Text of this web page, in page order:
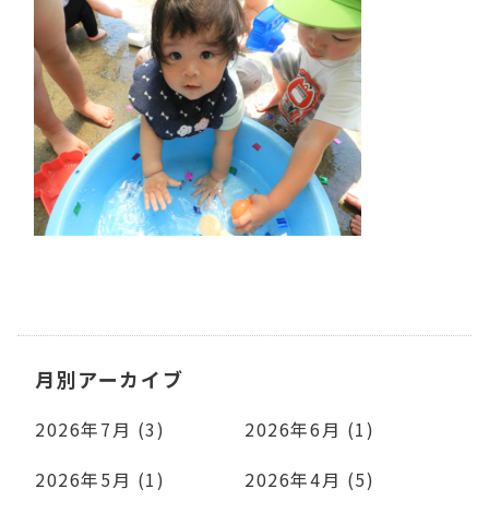
月別アーカイブ
2026年7月 (3)
2026年6月 (1)
2026年5月 (1)
2026年4月 (5)